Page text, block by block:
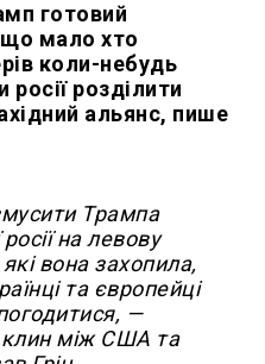
готовий
що мало хто
коли-небудь
розділити
альянс, пише
Трампа
на левову
вона захопила,
та європейці
—
клин між США та